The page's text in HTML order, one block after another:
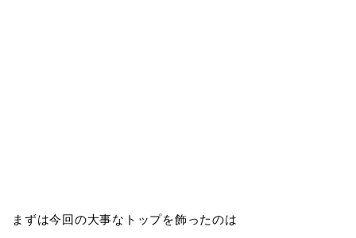
まずは今回の大事なトップを飾ったのは